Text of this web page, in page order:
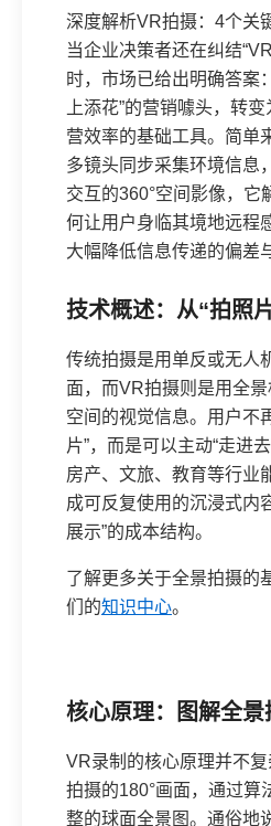
深度解析VR拍摄：4个关
当企业决策者还在纠结
时，市场已给出明确答案
上添花”的营销噱头，转
营效率的基础工具。简单
多镜头同步采集环境信息
交互的360°空间影像，它
何让用户身临其境地远程
大幅降低信息传递的偏差
技术概述：从“拍照
传统拍摄是用单反或无人
面，而VR拍摄则是用全
空间的视觉信息。用户不
片”，而是可以主动“走进
房产、文旅、教育等行业
成可反复使用的沉浸式内
展示”的成本结构。
了解更多关于全景拍摄的
们的知识中心。
核心原理：图解全景
VR录制的核心原理并不
拍摄的180°画面，通过算
整的球面全景图。通俗地